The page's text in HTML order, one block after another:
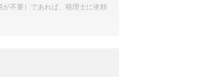
不要）であれば、税理士に依頼